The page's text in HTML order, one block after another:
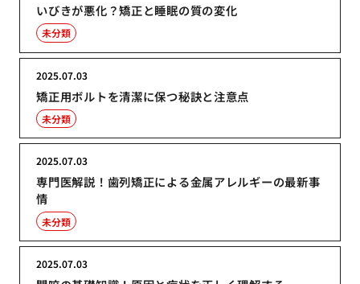
いびきが悪化？矯正と睡眠の質の変化
未分類
矯正用ボルトを清潔に保つ秘訣と注意点
2025.07.03
未分類
専門医解説！歯列矯正による金属アレルギーの最新事
情
2025.07.03
未分類
2025.07.03